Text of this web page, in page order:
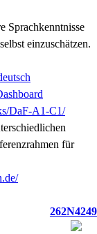
Sprachkenntnisse
einzuschätzen.
DaF-A1-C1/
für
262N4249